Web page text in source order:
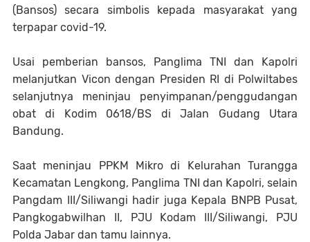
(Bansos) secara simbolis kepada masyarakat yang
terpapar covid-19.
Usai pemberian bansos, Panglima TNI dan Kapolri
melanjutkan Vicon dengan Presiden RI di Polwiltabes
selanjutnya meninjau penyimpanan/penggudangan
obat di Kodim 0618/BS di Jalan Gudang Utara
Bandung.
Saat meninjau PPKM Mikro di Kelurahan Turangga
Kecamatan Lengkong, Panglima TNI dan Kapolri, selain
Pangdam III/Siliwangi hadir juga Kepala BNPB Pusat,
Pangkogabwilhan II, PJU Kodam III/Siliwangi, PJU
Polda Jabar dan tamu lainnya.